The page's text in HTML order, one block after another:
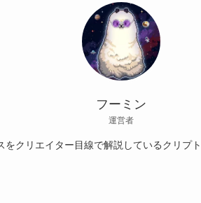
フーミン
運営者
クリエイター目線で解説しているクリプト